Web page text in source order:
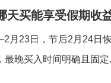
天买能享受假期收
月23日，节后2月24日
晚买入时间明确且固定